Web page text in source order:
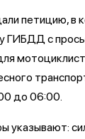
петицию, в
ГИБДД с
до 06:00.
указывают: